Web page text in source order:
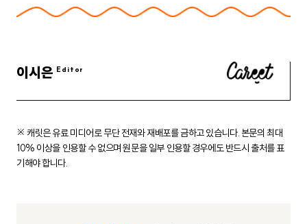
이시은
※ 캐릿은 유료 미디어로 무단 전재와 재배포를 금하고 있습니다. 본문의 최대
10% 이상을 인용할 수 없으며 원문을 일부 인용할 경우에도반드시 출처를 표
기해야 합니다.